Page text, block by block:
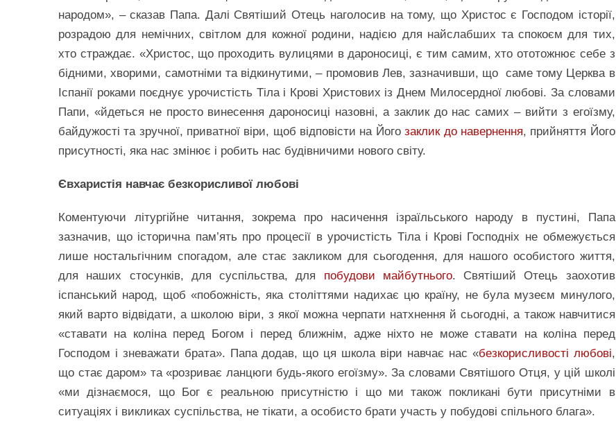
народом», – сказав Папа. Далі Святіший Отець наголосив на тому, що Христос є Господом історії,
розрадою для немічних, світлом для кожної родини, надією для найслабших та спокоєм для тих,
хто страждає. «Христос, що проходить вулицями в дароносиці, є тим самим, хто ототожнює себе з
бідними, хворими, самотніми та відкинутими, – промовив Лев, зазначивши, що саме тому Церква в
Іспанії роками поєднує урочистість Тіла і Крові Христових із Днем Милосердної любові. За словами
Папи, «йдеться не просто винесення дароносиці назовні, а заклик до нас самих – вийти з егоїзму,
байдужості та зручної, приватної віри, щоб відповісти на Йогозаклик до навернення, прийняття Його
присутності, яка нас змінює і робить нас будівничими нового світу.
Євхаристія навчає безкорисливої любові
Коментуючи літургійне читання, зокрема про насичення ізраїльського народу в пустині, Папа
зазначив, що історична пам’ять про процесії в урочистість Тіла і Крові Господніх не обмежується
лише ностальгічним спогадом, але стає закликом для сьогодення, для нашого особистого життя,
для наших стосунків, для суспільства, для побудови майбутнього. Святіший Отець заохотив
іспанський народ, щоб «побожність, яка століттями надихає цю країну, не була музеєм минулого,
який варто відвідати, а школою віри, з якої можна черпати натхнення й сьогодні, а також навчитися
«ставати на коліна перед Богом і перед ближнім, адже ніхто не може ставати на коліна перед
Господом і зневажати брата». Папа додав, що ця школа віри навчає нас «безкорисливості любові,
що стає даром» та «розриває ланцюги будь-якого егоїзму». За словами Святішого Отця, у цій школі
«ми дізнаємося, що Бог є реальною присутністю і що ми також покликані бути присутніми в
ситуаціях і викликах суспільства, не тікати, а особисто брати участь у побудові спільного блага».